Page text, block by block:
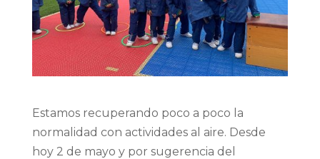
Estamos recuperando poco a poco la
normalidad con actividades al aire. Desde
hoy 2 de mayo y por sugerencia del